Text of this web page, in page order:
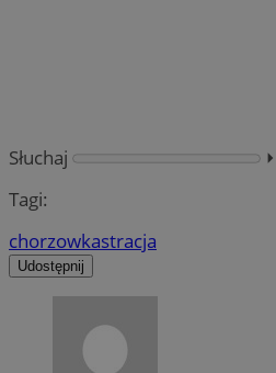
Słuchaj
⏵︎
Tagi:
chorzowkastracja
Udostępnij